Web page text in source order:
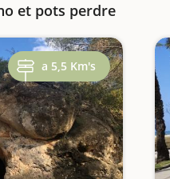
et pots perdre
a 5,5 Km's